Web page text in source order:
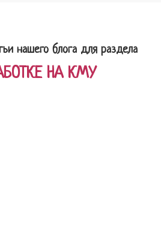
нашего блога для раздела
НА КМУ